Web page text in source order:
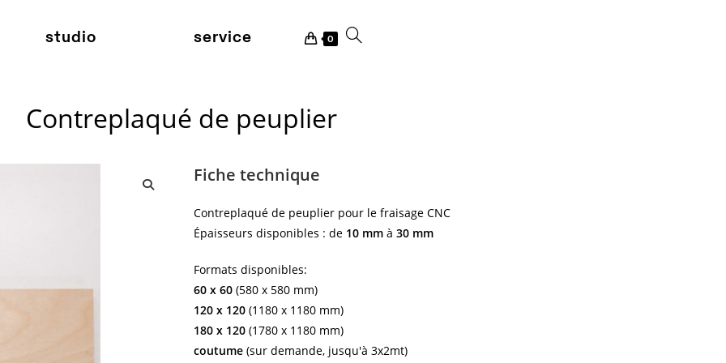
studio service 0 Toggle
Contreplaqué de peuplier
Fiche technique
Contreplaqué de peuplier pour le fraisage CNC
Épaisseurs disponibles : de 10 mm à 30 mm
Formats disponibles:
60 x 60 (580 x 580 mm)
120 x 120 (1180 x 1180 mm)
180 x 120 (1780 x 1180 mm)
coutume (sur demande, jusqu'à 3x2mt)